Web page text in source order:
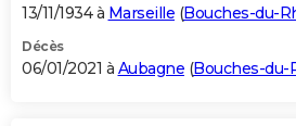
13/11/1934 à Marseille (Bouches-du-
Décès
06/01/2021 à Aubagne (Bouches-du-